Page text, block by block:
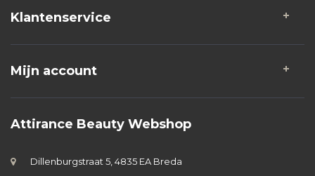
Klantenservice
Mijn account
Attirance Beauty Webshop
Dillenburgstraat 5, 4835 EA Breda